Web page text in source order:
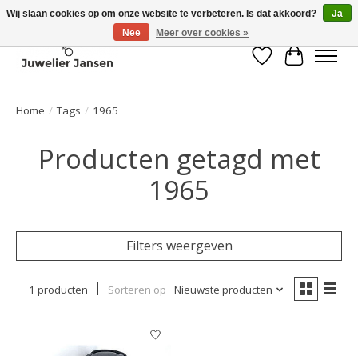
Verlanglijst
Home / Tags / 1965
Producten getagd met
1965
Filters weergeven
1 producten Sorteren op Nieuwste producten
Wij slaan cookies op om onze website te verbeteren. Is dat akkoord?
Ja
Nee
Meer over cookies »